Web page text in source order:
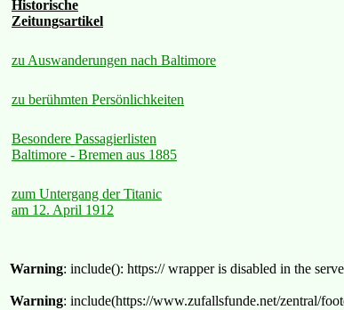
Historische
Zeitungsartikel
zu Auswanderungen nach Baltimore
zu berühmten Persönlichkeiten
Besondere Passagierlisten
Baltimore - Bremen aus 1885
zum Untergang der Titanic
am 12. April 1912
Warning: include(): https:// wrapper is disabled in the
Warning: include(https://www.zufallsfunde.net/zentral/